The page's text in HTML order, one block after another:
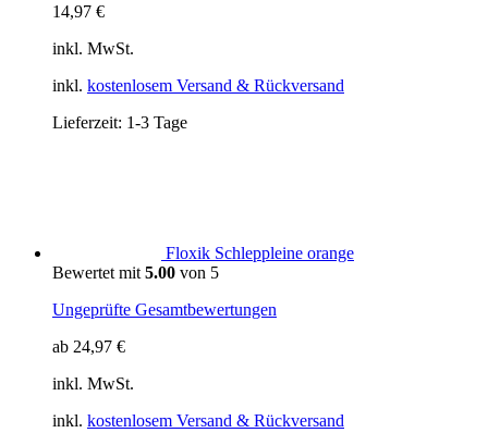
14,97 €
inkl. MwSt.
inkl. kostenlosem Versand & Rückversand
Lieferzeit: 1-3 Tage
Floxik Schleppleine orange
Bewertet mit 5.00 von 5
Ungeprüfte Gesamtbewertungen
ab 24,97 €
inkl. MwSt.
inkl. kostenlosem Versand & Rückversand